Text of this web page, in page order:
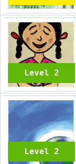
Level 2
Level 2